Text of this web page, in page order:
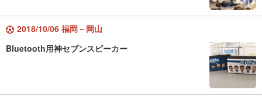
2018/10/06 福岡－岡山
Bluetooth用神セブンスピーカー